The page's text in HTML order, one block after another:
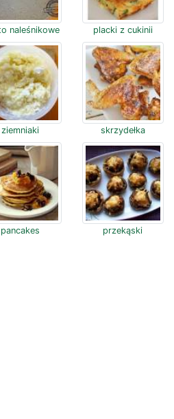
naleśnikowe placki z cukinii
ziemniaki skrzydełka
pancakes przekąski